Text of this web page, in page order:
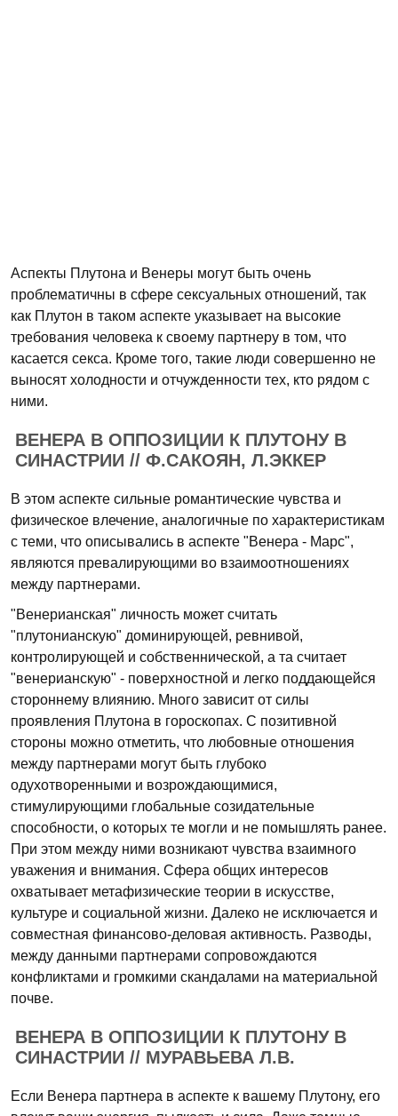
Аспекты Плутона и Венеры могут быть очень
проблематичны в сфере сексуальных отношений, так
как Плутон в таком аспекте указывает на высокие
требования человека к своему партнеру в том, что
касается секса. Кроме того, такие люди совершенно не
выносят холодности и отчужденности тех, кто рядом с
ними.
ВЕНЕРА В ОППОЗИЦИИ К ПЛУТОНУ В
СИНАСТРИИ // Ф.САКОЯН, Л.ЭККЕР
В этом аспекте сильные романтические чувства и
физическое влечение, аналогичные по характеристикам
с теми, что описывались в аспекте "Венера - Марс",
являются превалирующими во взаимоотношениях
между партнерами.
"Венерианская" личность может считать
"плутонианскую" доминирующей, ревнивой,
контролирующей и собственнической, а та считает
"венерианскую" - поверхностной и легко поддающейся
стороннему влиянию. Много зависит от силы
проявления Плутона в гороскопах. С позитивной
стороны можно отметить, что любовные отношения
между партнерами могут быть глубоко
одухотворенными и возрождающимися,
стимулирующими глобальные созидательные
способности, о которых те могли и не помышлять ранее.
При этом между ними возникают чувства взаимного
уважения и внимания. Сфера общих интересов
охватывает метафизические теории в искусстве,
культуре и социальной жизни. Далеко не исключается и
совместная финансово-деловая активность. Разводы,
между данными партнерами сопровождаются
конфликтами и громкими скандалами на материальной
почве.
ВЕНЕРА В ОППОЗИЦИИ К ПЛУТОНУ В
СИНАСТРИИ // МУРАВЬЕВА Л.В.
Если Венера партнера в аспекте к вашему Плутону, его